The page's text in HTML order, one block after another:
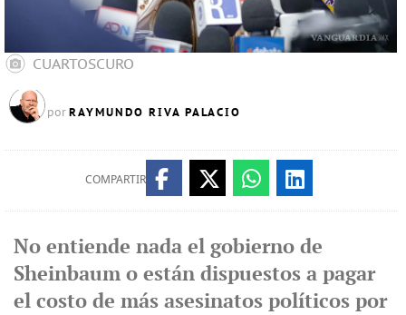
CUARTOSCURO
por RAYMUNDO RIVA PALACIO
COMPARTIR
No entiende nada el gobierno de
Sheinbaum o están dispuestos a pagar
el costo de más asesinatos políticos por